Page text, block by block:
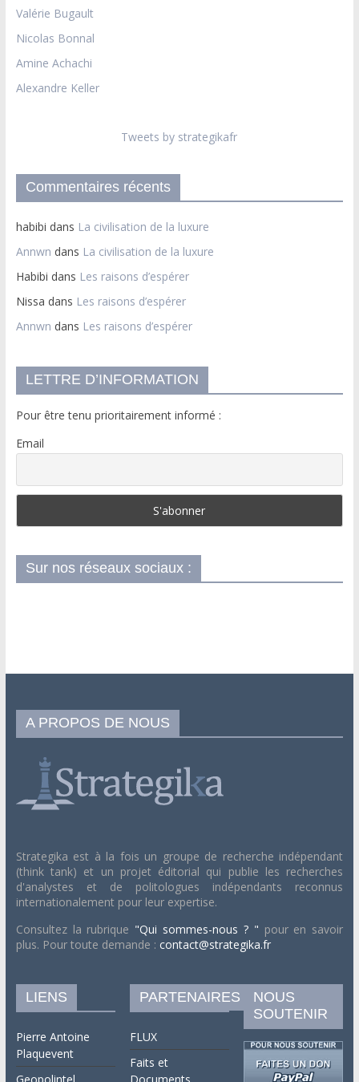
Valérie Bugault
Nicolas Bonnal
Amine Achachi
Alexandre Keller
Tweets by strategikafr
Commentaires récents
habibi dans La civilisation de la luxure
Annwn dans La civilisation de la luxure
Habibi dans Les raisons d’espérer
Nissa dans Les raisons d’espérer
Annwn dans Les raisons d’espérer
LETTRE D’INFORMATION
Pour être tenu prioritairement informé :
Email
Sur nos réseaux sociaux :
A PROPOS DE NOUS
Strategika est à la fois un groupe de recherche indépendant
(think tank) et un projet éditorial qui publie les recherches
d'analystes et de politologues indépendants reconnus
internationalement pour leur expertise.
Consultez la rubrique "Qui sommes-nous ? " pour en savoir
plus. Pour toute demande : contact@strategika.fr
LIENS
Pierre Antoine
Plaquevent
PARTENAIRES
FLUX
Faits et
NOUS
SOUTENIR